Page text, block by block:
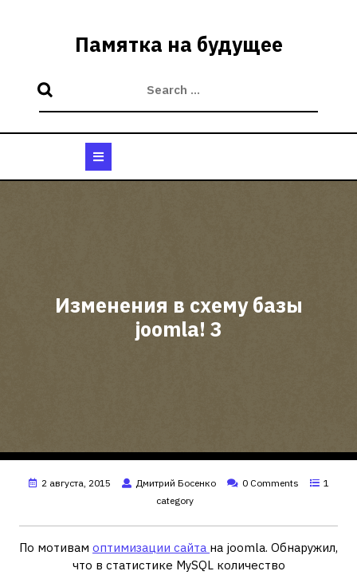
Памятка на будущее
Изменения в схему базы
joomla! 3
2 августа, 2015 Дмитрий Босенко 0 Comments
1
category
По мотивам оптимизации сайта на joomla. Обнаружил,
что в статистике MySQL количество